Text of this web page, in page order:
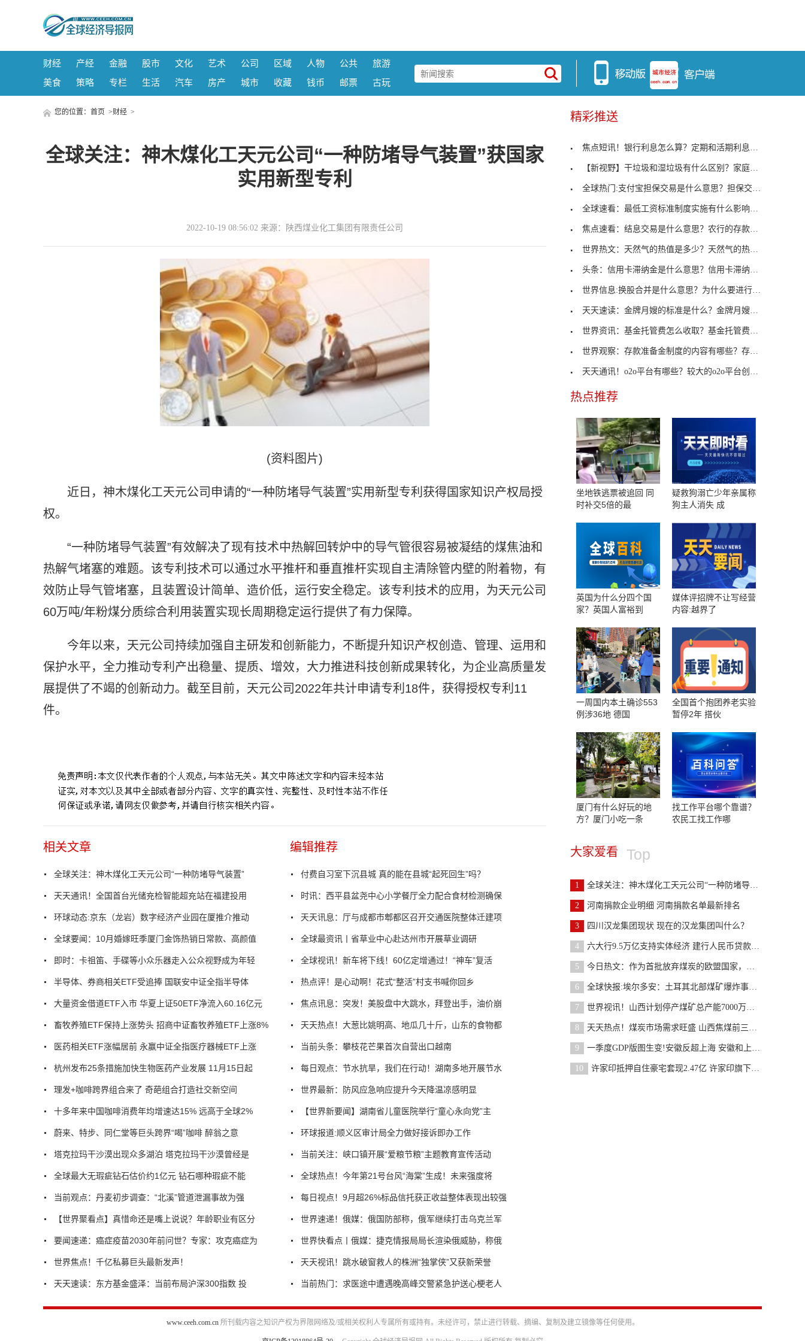
财经 产经 金融 股市 文化 艺术 公司 区域 人物 公共
旅游
美食
策略 专栏 生活 汽车 房产 城市 收藏 钱币 邮票 古玩
您的位置： 首页 >财经 >
全球关注：神木煤化工天元公司“一种防堵导气装置”获国家
实用新型专利
2022-10-19 08:56:02 来源：陕西煤业化工集团有限责任公司
(资料图片)
近日，神木煤化工天元公司申请的“一种防堵导气装置”实用新型专利获得国家知识产权局授
权。
“一种防堵导气装置”有效解决了现有技术中热解回转炉中的导气管很容易被凝结的煤焦油和
热解气堵塞的难题。该专利技术可以通过水平推杆和垂直推杆实现自主清除管内壁的附着物，有
效防止导气管堵塞，且装置设计简单、造价低，运行安全稳定。该专利技术的应用，为天元公司
60万吨/年粉煤分质综合利用装置实现长周期稳定运行提供了有力保障。
今年以来，天元公司持续加强自主研发和创新能力，不断提升知识产权创造、管理、运用和
保护水平，全力推动专利产出稳量、提质、增效，大力推进科技创新成果转化，为企业高质量发
展提供了不竭的创新动力。截至目前，天元公司2022年共计申请专利18件，获得授权专利11
件。
相关文章
全球关注：神木煤化工天元公司“一种防堵导气装置”
天天通讯！全国首台光储充检智能超充站在福建投用
环球动态:京东（龙岩）数字经济产业园在厦推介推动
全球要闻：10月婚嫁旺季厦门金饰热销日常款、高颜值
即时：卡祖笛、手碟等小众乐器走入公众视野成为年轻
半导体、券商相关ETF受追捧 国联安中证全指半导体
大量资金借道ETF入市 华夏上证50ETF净流入60.16亿元
畜牧养殖ETF保持上涨势头 招商中证畜牧养殖ETF上涨8%
医药相关ETF涨幅居前 永赢中证全指医疗器械ETF上涨
杭州发布25条措施加快生物医药产业发展 11月15日起
理发+咖啡跨界组合来了 奇葩组合打造社交新空间
十多年来中国咖啡消费年均增速达15% 远高于全球2%
蔚来、特步、同仁堂等巨头跨界“喝”咖啡 醉翁之意
塔克拉玛干沙漠出现众多湖泊 塔克拉玛干沙漠曾经是
全球最大无瑕疵钻石估价约1亿元 钻石哪种瑕疵不能
当前观点：丹麦初步调查：“北溪”管道泄漏事故为强
【世界聚看点】真惜命还是嘴上说说？年龄职业有区分
要闻速递：癌症疫苗2030年前问世？专家：攻克癌症为
世界焦点！千亿私募巨头最新发声！
天天速读：东方基金盛泽：当前布局沪深300指数 投
编辑推荐
付费自习室下沉县城 真的能在县城“起死回生”吗？
时讯：西平县盆尧中心小学餐厅全力配合食材检测确保
天天讯息：厅与成都市郫都区召开交通医院整体迁建项
全球最资讯丨省草业中心赴达州市开展草业调研
全球视讯！新车将下线！60亿定增通过！“神车”复活
热点评！是心动啊！花式“整活”村支书喊你回乡
焦点讯息：突发！美股盘中大跳水，拜登出手，油价崩
天天热点！大葱比姚明高、地瓜几十斤，山东的食物都
当前头条：攀枝花芒果首次自营出口越南
每日观点：节水抗旱，我们在行动！湖南多地开展节水
世界最新：防风应急响应提升今天降温凉感明显
【世界新要闻】湖南省儿童医院举行“童心永向党”主
环球报道:顺义区审计局全力做好接诉即办工作
当前关注：峡口镇开展“爱粮节粮”主题教育宣传活动
全球热点！今年第21号台风“海棠”生成！未来强度将
每日视点！9月超26%标品信托获正收益整体表现出较强
世界速递！俄媒：俄国防部称，俄军继续打击乌克兰军
世界快看点丨俄媒：捷克情报局局长渲染俄威胁，称俄
天天视讯！跳水破窗救人的株洲“独掌侠”又获新荣誉
当前热门：求医途中遭遇晚高峰交警紧急护送心梗老人
精彩推送
焦点短讯！银行利息怎么算？定期和活期利息如何计算
【新视野】干垃圾和湿垃圾有什么区别？家庭垃圾如何
全球热门:支付宝担保交易是什么意思？担保交易产品
全球速看：最低工资标准制度实施有什么影响？最低工
焦点速看：结息交易是什么意思？农行的存款利率是多
世界热文：天然气的热值是多少？天然气的热值有哪些
头条：信用卡滞纳金是什么意思？信用卡滞纳金的含义
世界信息:换股合并是什么意思？为什么要进行合并换
天天速读：金牌月嫂的标准是什么？金牌月嫂价格是多
世界资讯：基金托管费怎么收取？基金托管费很贵吗？
世界观察：存款准备金制度的内容有哪些？存款准备金
天天通讯！o2o平台有哪些？较大的o2o平台创始人分别
热点推荐
坐地铁逃票被追回 同
时补交5倍的最
疑救狗溺亡少年亲属称
狗主人消失 成
英国为什么分四个国
家？英国人富裕到
媒体评招牌不让写经营
内容:越界了
一周国内本土确诊553
例涉36地 德国
全国首个抱团养老实验
暂停2年 搭伙
厦门有什么好玩的地
方？厦门小吃一条
找工作平台哪个靠谱？
农民工找工作哪
大家爱看 Top
1 全球关注：神木煤化工天元公司“一种防堵导气装置”
2 河南捐款企业明细 河南捐款名单最新排名
3 四川汉龙集团现状 现在的汉龙集团叫什么？
4 六大行9.5万亿支持实体经济 建行人民币贷款增加2.1
5 今日热文：作为首批放弃煤炭的欧盟国家，葡萄牙将在
6 全球快报:埃尔多安：土耳其北部煤矿爆炸事故死亡人
7 世界视讯！山西计划停产煤矿总产能7000万吨以上，主
8 天天热点！煤炭市场需求旺盛 山西焦煤前三季度归母
9 一季度GDP版图生变!安徽反超上海 安徽和上海gdp各
10 许家印抵押自住豪宅套现2.47亿 许家印旗下有哪些楼
www.ceeh.com.cn所刊载内容之知识产权为界限网络及/或相关权利人专属所有或持有。未经许可，禁止进行转载、摘编、复制及建立镜像等任何使用。